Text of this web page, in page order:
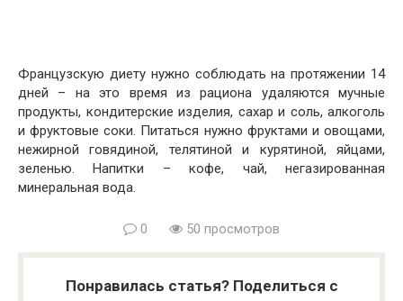
Французскую диету нужно соблюдать на протяжении 14
дней – на это время из рациона удаляются мучные
продукты, кондитерские изделия, сахар и соль, алкоголь
и фруктовые соки. Питаться нужно фруктами и овощами,
нежирной говядиной, телятиной и курятиной, яйцами,
зеленью. Напитки – кофе, чай, негазированная
минеральная вода.
0 50 просмотров
Понравилась статья? Поделиться с